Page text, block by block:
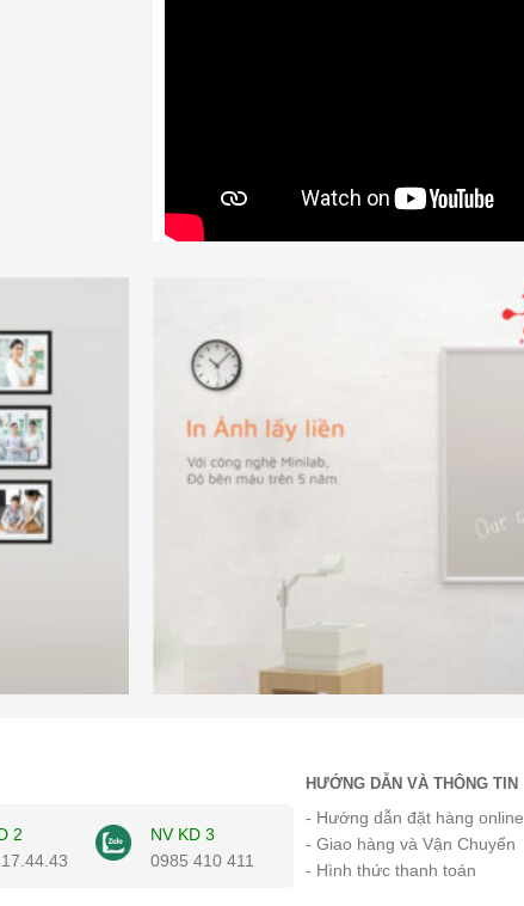
2
NV KD 3
0985 410 411
HƯỚNG DẪN VÀ THÔNG TIN
- Hướng dẫn đặt hàng online
- Giao hàng và Vận Chuyển
- Hình thức thanh toán